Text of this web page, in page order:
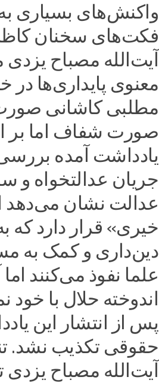
واکنش‌های بسیاری
فکت‌های سخنان
آیت‌الله مصباح‌
معنوی پایداری‌ها در
مطلبی کاشانی
صورت شفاف اما بر
یادداشت آمده
جریان عدالتخواه و
عدالت نشان می‌دهد
خیری» قرار دارد که
دین‌داری و کمک به
علما نفوذ می‌کنند
اندوخته حلال با خود
پس از انتشار این
حقوقی تکذیب نشد.
آیت‌الله مصباح‌